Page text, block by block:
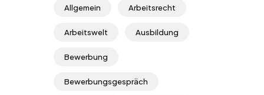
Allgemein Arbeitsrecht
Arbeitswelt Ausbildung
Bewerbung
Bewerbungsgespräch